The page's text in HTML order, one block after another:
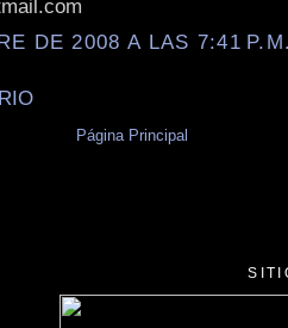
DE 2008 A LAS 7:41
Página Principal